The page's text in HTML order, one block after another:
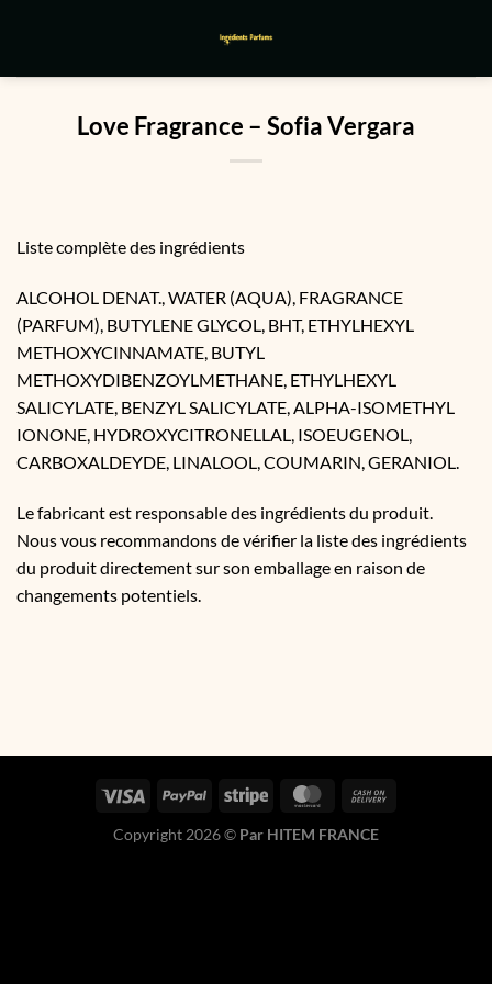
Love Fragrance – Sofia Vergara
Liste complète des ingrédients
ALCOHOL DENAT., WATER (AQUA), FRAGRANCE
(PARFUM), BUTYLENE GLYCOL, BHT, ETHYLHEXYL
METHOXYCINNAMATE, BUTYL
METHOXYDIBENZOYLMETHANE, ETHYLHEXYL
SALICYLATE, BENZYL SALICYLATE, ALPHA-ISOMETHYL
IONONE, HYDROXYCITRONELLAL, ISOEUGENOL,
CARBOXALDEYDE, LINALOOL, COUMARIN, GERANIOL.
Le fabricant est responsable des ingrédients du produit.
Nous vous recommandons de vérifier la liste des ingrédients
du produit directement sur son emballage en raison de
changements potentiels.
Copyright 2026 © Par HITEM FRANCE